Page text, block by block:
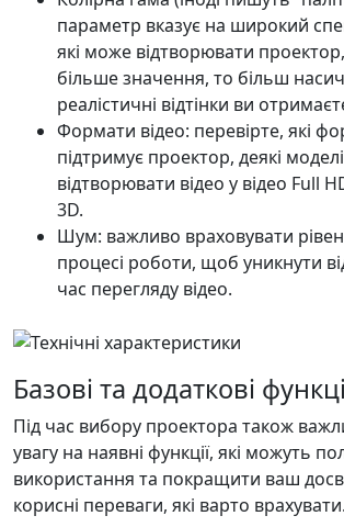
параметр вказує на широкий
які може відтворювати
більше значення, то більш
реалістичні відтінки ви
Формати відео: перевірте, які
підтримує проектор, деякі
відтворювати відео у відео Full
3D.
Шум: важливо враховувати
процесі роботи, щоб уникнути
час перегляду відео.
Базові та додаткові
Під час вибору проектора також
увагу на наявні функції, які можуть
використання та покращити ваш
корисні переваги, які варто врахувати.